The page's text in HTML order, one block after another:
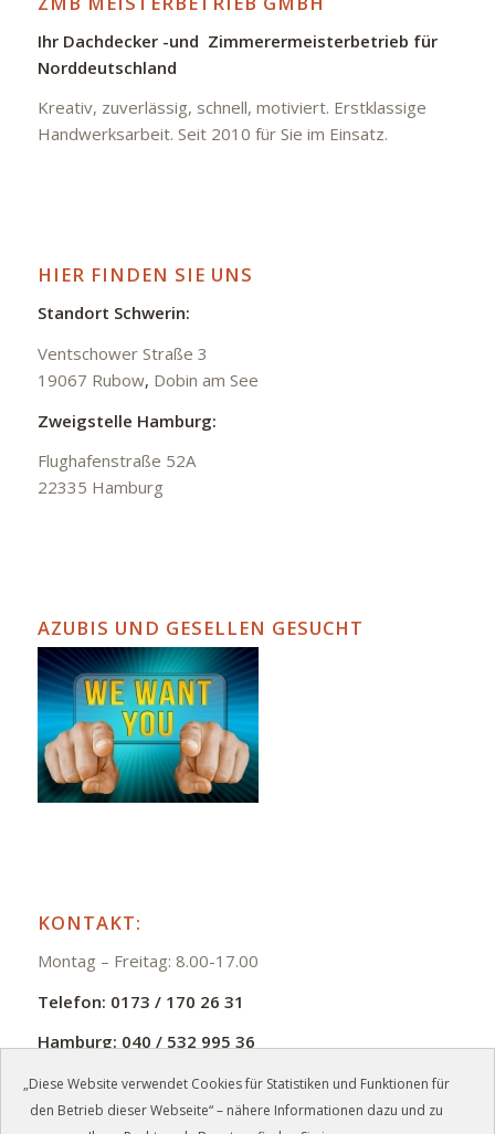
„Diese Website verwendet Cookies für Statistiken und Funktionen für
den Betrieb dieser Webseite“ – nähere Informationen dazu und zu
Ihr Dachdecker -und Zimmerermeisterbetrieb für
Norddeutschland
Kreativ, zuverlässig, schnell, motiviert. Erstklassige
Handwerksarbeit. Seit 2010 für Sie im Einsatz.
HIER FINDEN SIE UNS
Standort Schwerin:
Ventschower Straße 3
19067 Rubow, Dobin am See
Zweigstelle Hamburg:
Flughafenstraße 52A
22335 Hamburg
AZUBIS UND GESELLEN GESUCHT
KONTAKT:
Montag – Freitag: 8.00-17.00
Telefon: 0173 / 170 26 31
Hamburg: 040 / 532 995 36
E-Mail:info@zmb-jb.de